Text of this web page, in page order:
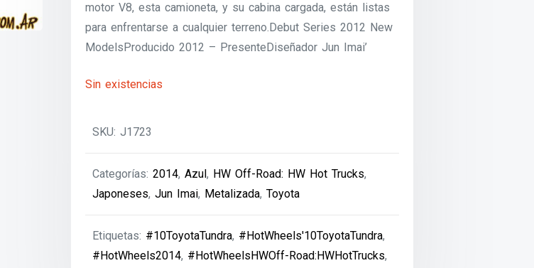
motor V8, esta camioneta, y su cabina cargada, están listas
para enfrentarse a cualquier terreno.Debut Series 2012 New
ModelsProducido 2012 – PresenteDiseñador Jun Imai’
Sin existencias
SKU:J1723
Categorías:2014,Azul, HW Off-Road: HW Hot Trucks,
Japoneses,Jun Imai, Metalizada,Toyota
Etiquetas: #10ToyotaTundra, #HotWheels'10ToyotaTundra,
#HotWheels2014, #HotWheelsHWOff-Road:HWHotTrucks,